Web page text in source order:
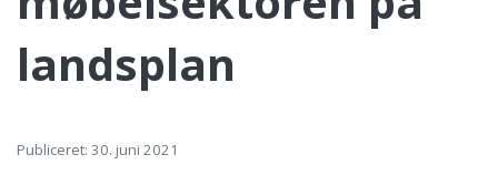
landsplan
Publiceret: 30. juni 2021